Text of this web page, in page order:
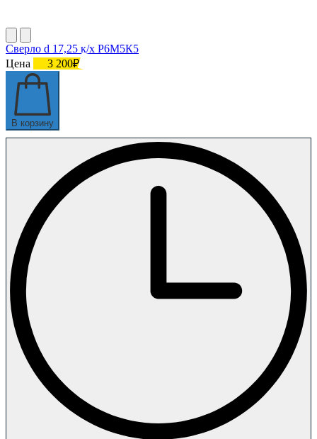
Сверло d 17,25 к/х Р6М5К5
Цена
3 200₽
В корзину